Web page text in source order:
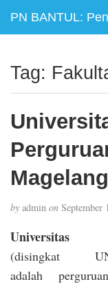
PN BANTUL:
Tag:
Magelang
by admin on September
(disingkat
adalah